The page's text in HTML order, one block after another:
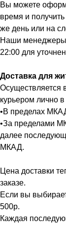
Вы можете
время и
же день или на
Наши менеджеры
22:00 для
Доставка для
Осуществляется
курьером лично в
•В пределах
•За пределами
далее
МКАД.
Цена доставки
заказе.
Если вы
500р.
Каждая